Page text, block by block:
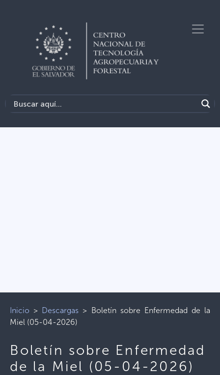
Inicio > Descargas > Boletín sobre Enfermedad de la
Miel (05-04-2026)
Boletín sobre Enfermedad
de la Miel (05-04-2026)